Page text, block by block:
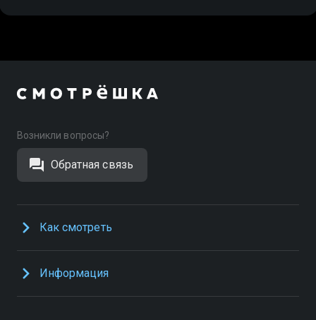
Возникли вопросы?
Обратная связь
Как смотреть
Информация